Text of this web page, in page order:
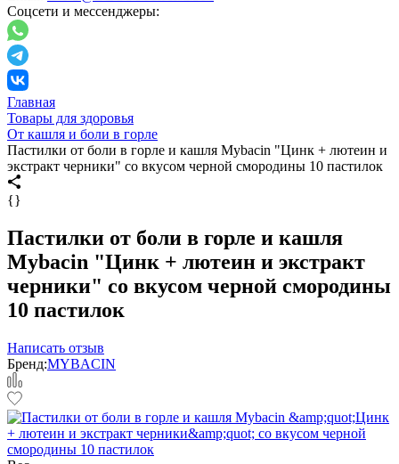
Соцсети и мессенджеры:
Главная
Товары для здоровья
От кашля и боли в горле
Пастилки от боли в горле и кашля Mybacin "Цинк + лютеин и
экстракт черники" со вкусом черной смородины 10 пастилок
{}
Пастилки от боли в горле и кашля
Mybacin "Цинк + лютеин и экстракт
черники" со вкусом черной смородины
10 пастилок
Написать отзыв
Бренд:MYBACIN